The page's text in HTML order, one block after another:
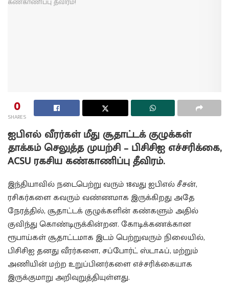
0
SHARES
ஐபிஎல் வீரர்கள் மீது சூதாட்டக் குழுக்கள்
தாக்கம் செலுத்த முயற்சி – பிசிசிஐ எச்சரிக்கை,
ACSU ரகசிய கண்காணிப்பு தீவிரம்.
இந்தியாவில் நடைபெற்று வரும் 18வது ஐபிஎல் சீசன்,
ரசிகர்களை கவரும் வண்ணமாக இருக்கிறது அதே
நேரத்தில், சூதாட்டக் குழுக்களின் கண்களும் அதில்
குவிந்து கொண்டிருக்கின்றன. கோடிக்கணக்கான
ரூபாய்கள் சூதாட்டமாக இடம் பெற்றுவரும் நிலையில்,
பிசிசிஐ தனது வீரர்களை, சப்போர்ட் ஸ்டாஃப், மற்றும்
அணியின் மற்ற உறுப்பினர்களை எச்சரிக்கையாக
இருக்குமாறு அறிவுறுத்தியுள்ளது.